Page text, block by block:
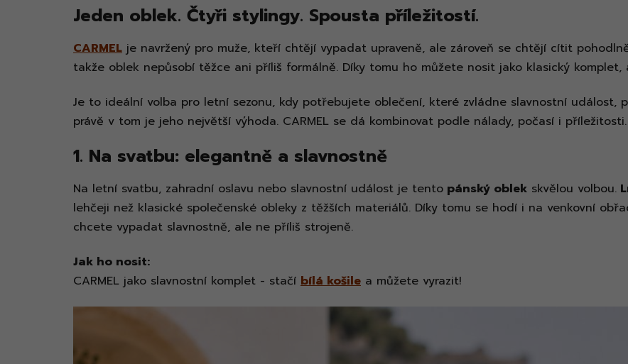
Jeden oblek. Čtyři stylingy. Spousta příležitostí.
CARMEL je navržený pro muže, kteří chtějí vypadat upraveně, ale zároveň se chtějí cítit
takže oblek nepůsobí těžce ani příliš formálně. Díky tomu ho můžete nosit jako klasický komplet,
Je to ideální volba pro letní sezonu, kdy potřebujete oblečení, které zvládne slavnostní událost,
právě v tom je jeho největší výhoda. CARMEL se dá kombinovat podle nálady, počasí i příležitosti.
1. Na svatbu: elegantně a slavnostně
Na letní svatbu, zahradní oslavu nebo slavnostní událost je tento pánský oblek skvělou volbou.
lehčeji než klasické společenské obleky z těžších materiálů. Díky tomu se hodí i na venkovní
chcete vypadat slavnostně, ale ne příliš strojeně.
Jak ho nosit:
CARMEL jako slavnostní komplet - stačí bílá košile a můžete vyrazit!